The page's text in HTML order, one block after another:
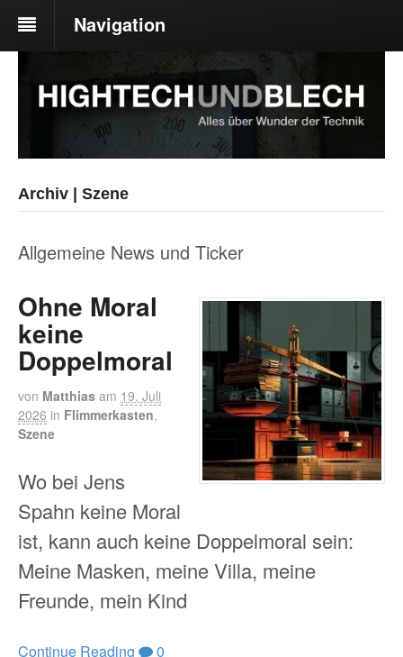
Navigation
Archiv | Szene
Allgemeine News und Ticker
Ohne Moral
keine
Doppelmoral
von Matthias am 19. Juli
2026 in Flimmerkasten,
Szene
Wo bei Jens
Spahn keine Moral
ist, kann auch keine Doppelmoral sein:
Meine Masken, meine Villa, meine
Freunde, mein Kind
Continue Reading 0